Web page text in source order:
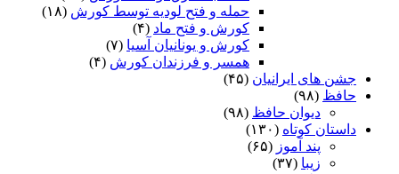
حمله و فتح لودیه توسط کورش (۱۸)
کورش و فتح ماد (۴)
کورش و یونانیان آسیا (۷)
همسر و فرزندان کورش (۴)
جشن های ایرانیان (۴۵)
حافظ (۹۸)
دیوان حافظ (۹۸)
داستان کوتاه (۱۳۰)
پند آموز (۶۵)
زیبا (۳۷)